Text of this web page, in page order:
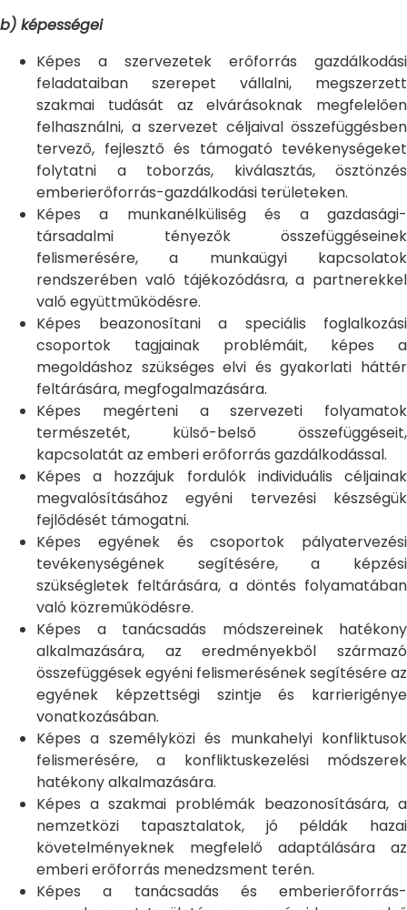
b) képességei
Képes a szervezetek erőforrás gazdálkodási
feladataiban szerepet vállalni, megszerzett
szakmai tudását az elvárásoknak megfelelően
felhasználni, a szervezet céljaival összefüggésben
tervező, fejlesztő és támogató tevékenységeket
folytatni a toborzás, kiválasztás, ösztönzés
emberierőforrás-gazdálkodási területeken.
Képes a munkanélküliség és a gazdasági-
társadalmi tényezők összefüggéseinek
felismerésére, a munkaügyi kapcsolatok
rendszerében való tájékozódásra, a partnerekkel
való együttműködésre.
Képes beazonosítani a speciális foglalkozási
csoportok tagjainak problémáit, képes a
megoldáshoz szükséges elvi és gyakorlati háttér
feltárására, megfogalmazására.
Képes megérteni a szervezeti folyamatok
természetét, külső-belső összefüggéseit,
kapcsolatát az emberi erőforrás gazdálkodással.
Képes a hozzájuk fordulók individuális céljainak
megvalósításához egyéni tervezési készségük
fejlődését támogatni.
Képes egyének és csoportok pályatervezési
tevékenységének segítésére, a képzési
szükségletek feltárására, a döntés folyamatában
való közreműködésre.
Képes a tanácsadás módszereinek hatékony
alkalmazására, az eredményekből származó
összefüggések egyéni felismerésének segítésére az
egyének képzettségi szintje és karrierigénye
vonatkozásában.
Képes a személyközi és munkahelyi konfliktusok
felismerésére, a konfliktuskezelési módszerek
hatékony alkalmazására.
Képes a szakmai problémák beazonosítására, a
nemzetközi tapasztalatok, jó példák hazai
követelményeknek megfelelő adaptálására az
emberi erőforrás menedzsment terén.
Képes a tanácsadás és emberierőforrás-